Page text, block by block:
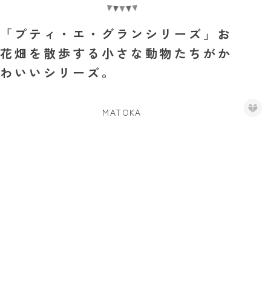
「プティ・エ・グランシリーズ」お
花畑を散歩する小さな動物たちがか
わいいシリーズ。
MATOKA